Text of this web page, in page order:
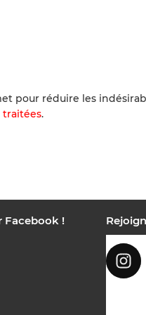
pour réduire les
traitées.
Facebook !